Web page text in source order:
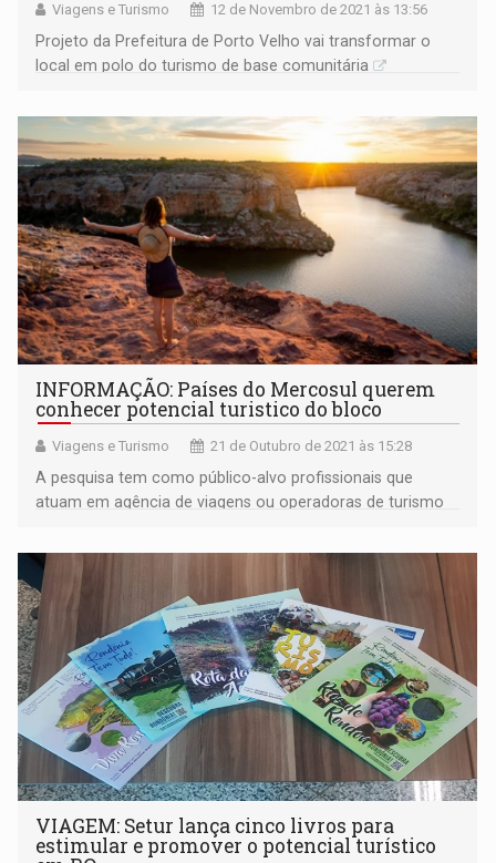
Viagens e Turismo 12 de Novembro de 2021 às 13:56
Projeto da Prefeitura de Porto Velho vai transformar o
local em polo do turismo de base comunitária
INFORMAÇÃO: Países do Mercosul querem
conhecer potencial turistico do bloco
Viagens e Turismo 21 de Outubro de 2021 às 15:28
A pesquisa tem como público-alvo profissionais que
atuam em agência de viagens ou operadoras de turismo
VIAGEM: Setur lança cinco livros para
estimular e promover o potencial turístico